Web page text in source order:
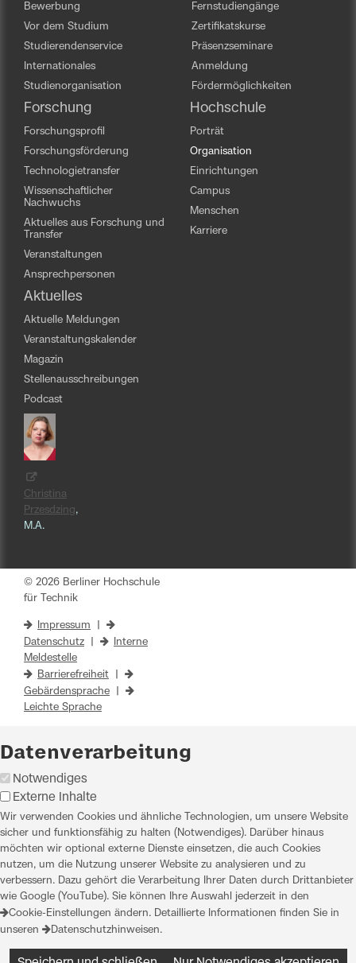
Bewerbung
Vor dem Studium
Studierendenservice
Internationales
Studienorganisation
Fernstudiengänge
Zertifikatskurse
Präsenzseminare
Anmeldung
Fördermöglichkeiten
Forschung
Forschungsprofil
Forschungsförderung
Technologietransfer
Wissenschaftlicher
Nachwuchs
Aktuelles aus Forschung und
Transfer
Veranstaltungen
Ansprechpersonen
Hochschule
Porträt
Organisation
Einrichtungen
Campus
Menschen
Karriere
Aktuelles
Aktuelle Meldungen
Veranstaltungskalender
Magazin
Stellenausschreibungen
Podcast
Christina
Przesdzing,
M.A.
© 2026 Berliner Hochschule
für Technik
Impressum
Datenschutz
Interne
Meldestelle
Barrierefreiheit
Gebärdensprache
Leichte Sprache
Datenverarbeitung
Notwendiges
Externe Inhalte
Wir verwenden Cookies und ähnliche Technologien, um unsere Website
sicher und funktionsfähig zu halten (Notwendiges). Darüber hinaus
möchten wir optional externe Dienste einsetzen, die auch Cookies
nutzen, um die Nutzung unserer Website zu analysieren und zu
verbessern. Dazu gehört die Verarbeitung Ihrer Daten durch Drittanbieter
wie Google (YouTube). Sie können Ihre Auswahl jederzeit in den
Cookie-Einstellungen ändern. Detaillierte Informationen finden Sie in
unseren
Datenschutzhinweisen.